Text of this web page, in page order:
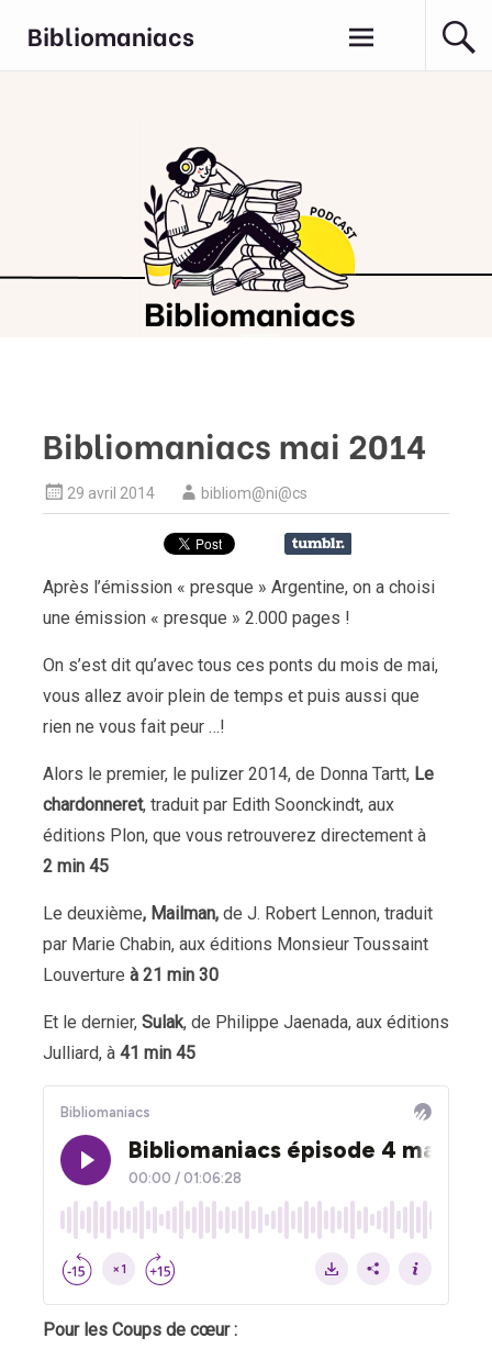
contenu
Bibliomaniacs
Bibliomaniacs mai 2014
29 avril 2014 bibliom@ni@cs
Après l’émission « presque » Argentine, on a choisi
une émission « presque » 2.000 pages !
On s’est dit qu’avec tous ces ponts du mois de mai,
vous allez avoir plein de temps et puis aussi que
rien ne vous fait peur …!
Alors le premier, le pulizer 2014, de Donna Tartt, Le
chardonneret, traduit par Edith Soonckindt, aux
éditions Plon, que vous retrouverez directement à
2 min 45
Le deuxième, Mailman, de J. Robert Lennon, traduit
par Marie Chabin, aux éditions Monsieur Toussaint
Louverture à 21 min 30
Et le dernier, Sulak, de Philippe Jaenada, aux éditions
Julliard, à 41 min 45
Pour les Coups de cœur :